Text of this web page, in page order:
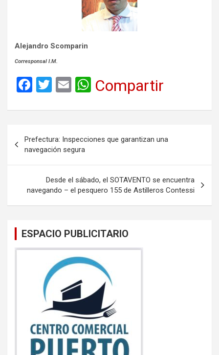
Alejandro Scomparin
Corresponsal I.M.
F
ce
b
o
o
T
tt
er
E
ail
W
at
A
p
p
Compartir
de
entradas
Prefectura: Inspecciones que garantizan una
navegación segura
Desde el sábado, el SOTAVENTO se encuentra
navegando – el pesquero 155 de Astilleros Contessi
ESPACIO PUBLICITARIO